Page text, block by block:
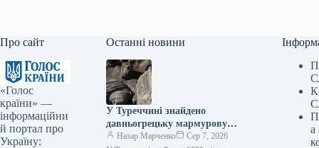
Про сайт
«Голос
країни» —
інформаційни
й портал про
Україну:
Останні новини
У Туреччині знайдено
давньогрецьку мармурову
статую бога лікування, вік
Назар Марченко
Сер 7, 2026
а